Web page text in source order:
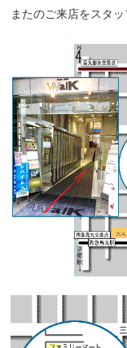
またのご来店をスタ